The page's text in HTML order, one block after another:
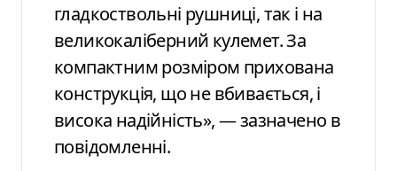
гладкоствольні рушниці, так і на
великокаліберний кулемет. За
компактним розміром прихована
конструкція, що не вбивається, і
висока надійність», — зазначено в
повідомленні.